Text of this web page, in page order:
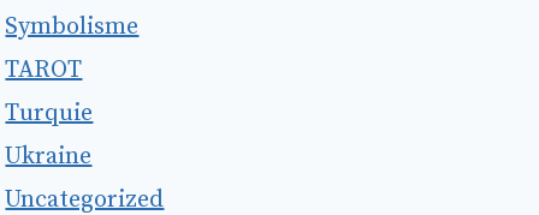
Symbolisme
TAROT
Turquie
Ukraine
Uncategorized